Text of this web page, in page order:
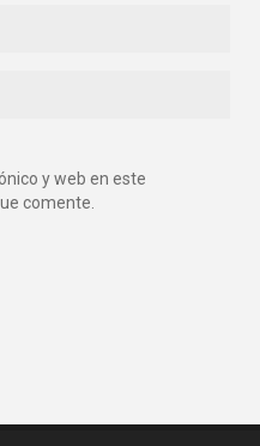
y web en este
comente.